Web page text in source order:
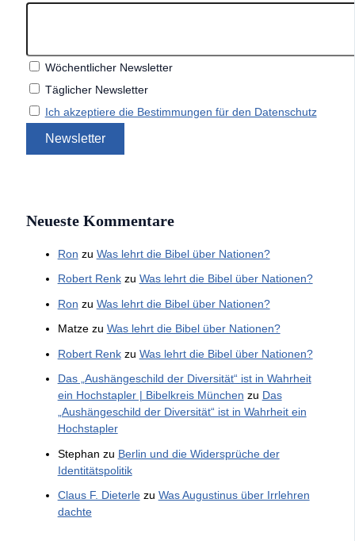
Wöchentlicher Newsletter
Täglicher Newsletter
Ich akzeptiere die Bestimmungen für den Datenschutz
Neueste Kommentare
Ron zu Was lehrt die Bibel über Nationen?
Robert Renkzu Was lehrt die Bibel über Nationen?
Ron zu Was lehrt die Bibel über Nationen?
Matzezu Was lehrt die Bibel über Nationen?
Robert Renkzu Was lehrt die Bibel über Nationen?
Das „Aushängeschild der Diversität“ ist in Wahrheit
ein Hochstapler | Bibelkreis München zu Das
„Aushängeschild der Diversität“ ist in Wahrheit ein
Hochstapler
Stephan zu Berlin und die Widersprüche der
Identitätspolitik
Claus F. Dieterlezu Was Augustinus über Irrlehren
dachte